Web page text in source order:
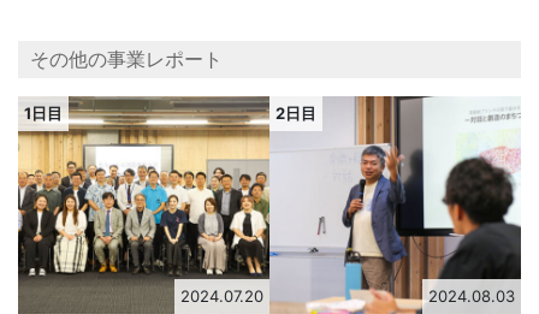
その他の事業レポート
1日目
2024.07.20
2日目
2024.08.03